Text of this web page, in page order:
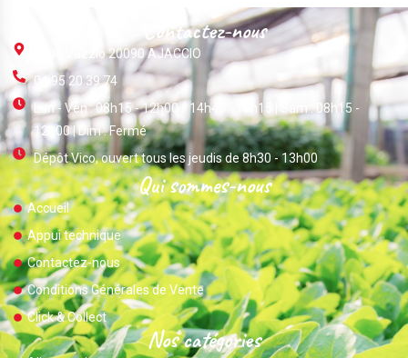
Contactez-nous
ZI Du Vazzio 20090 AJACCIO
04 95 20 39 74
Lun - Ven : 08h15 - 12h00 / 14h45 - 18h15 | Sam : 08h15 -
12h00 | Dim : Fermé
Dépôt Vico, ouvert tous les jeudis de 8h30 - 13h00
Qui sommes-nous
Accueil
Appui technique
Contactez-nous
Conditions Générales de Vente
Click & Collect
Nos catégories